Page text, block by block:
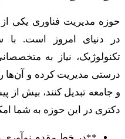
حوزه مدیریت فناوری یکی از
در دنیای امروز است.
تکنولوژیک، نیاز به
درستی مدیریت کرده و آن‌ها
و جامعه تبدیل کنند، بیش
دکتری در این حوزه به شما